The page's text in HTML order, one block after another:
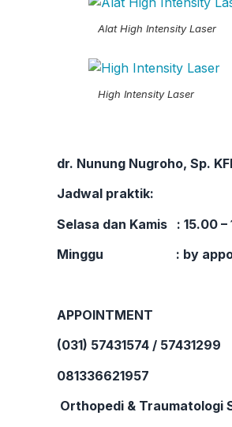
Alat High Intensity Laser
High Intensity Laser
dr. Nunung Nugroho, Sp.
Jadwal praktik:
Selasa dan Kamis : 15.00 –
Minggu : by
APPOINTMENT
(031) 57431574 / 57431299
081336621957
Orthopedi & Traumatologi